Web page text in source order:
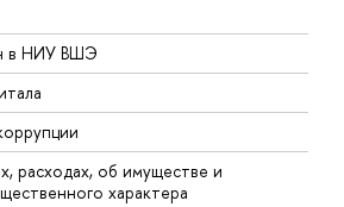
в НИУ ВШЭ
расходах, об имуществе и
характера